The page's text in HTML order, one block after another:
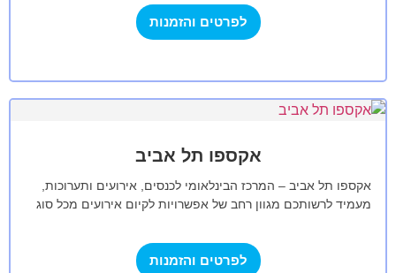
לפרטים והזמנות
אקספו תל אביב
אקספו תל אביב – המרכז הבינלאומי לכנסים, אירועים ותערוכות,
מעמיד לרשותכם מגוון רחב של אפשרויות לקיום אירועים מכל סוג
לפרטים והזמנות